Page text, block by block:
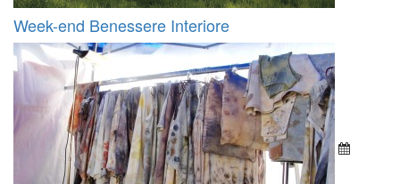
Week-end Benessere Interiore